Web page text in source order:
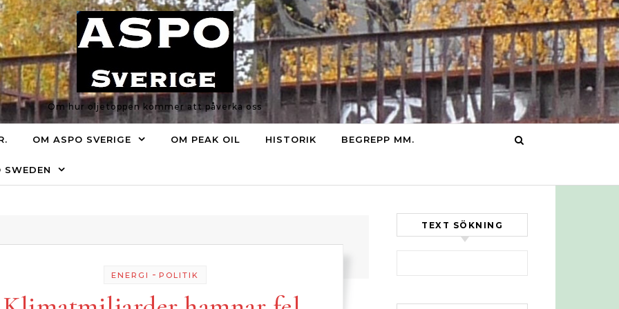
Om hur oljetoppen kommer att påverka oss
OM ASPO SVERIGE OM PEAK OIL HISTORIK BEGREPP MM.
ENERGI - POLITIK
TEXT SÖKNING